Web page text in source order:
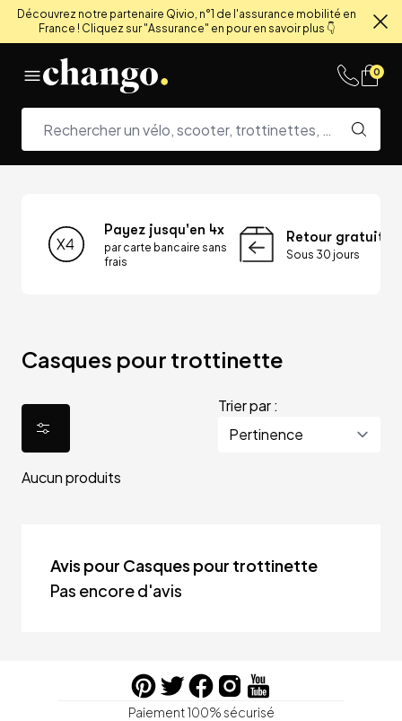
Découvrez notre partenaire Qivio, n°1 de l'assurance mobilité en
France ! Cliquez sur "Assurance" en pour en savoir plus 👇
0
Payez jusqu'en 4x
par carte bancaire sans
frais
Retour gratuit
Sous 30 jours
Casques pour trottinette
Trier par :
Aucun produits
Avis pour Casques pour trottinette
Pas encore d'avis
Paiement 100% sécurisé